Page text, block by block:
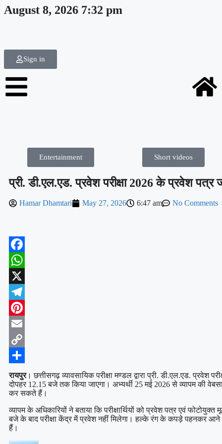
August 8, 2026 7:32 pm
Sign in
Entertainment Short videos
प्री. डी.एल.एड. प्रवेश परीक्षा 2026 के प्रवेश पत्र
Hamar Dhamtari May 27, 2026 6:47 am No Comments
Facebook
WhatsApp
X
Telegram
Pinterest
Email
Copy
Link
Share
रायपुर। छत्तीसगढ़ व्यावसायिक परीक्षा मण्डल द्वारा प्री. डी.एल.एड. प्रवेश
दोपहर 12.15 बजे तक किया जाएगा। अभ्यर्थी 25 मई 2026 से व्यापम की
कर सकते हैं।
व्यापम के अधिकारियों ने बताया कि परीक्षार्थियों को प्रवेश पत्र एवं
बजे के बाद परीक्षा केंद्र में प्रवेश नहीं मिलेगा। हल्के रंग के कपड़े पहनकर आने
हैं।